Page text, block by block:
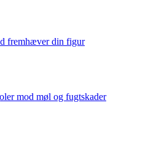
fremhæver din figur
mod møl og fugtskader